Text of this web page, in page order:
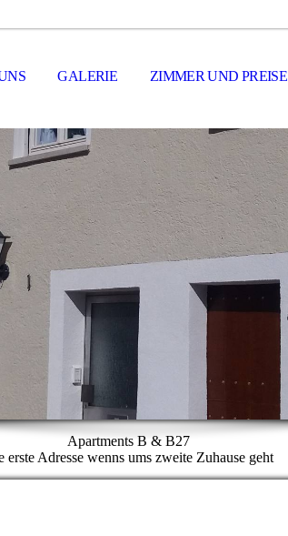
GALERIE ZIMMER UND PREISE
Apartments B & B27
erste Adresse wenns ums zweite Zuhause geht